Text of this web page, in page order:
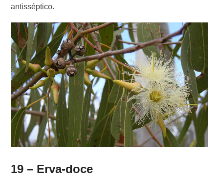
antisséptico.
19 – Erva-doce